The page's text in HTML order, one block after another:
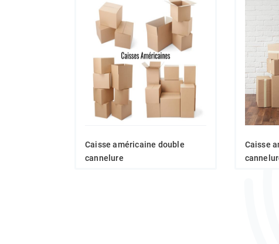
Caisse américaine double
cannelure
Caisse